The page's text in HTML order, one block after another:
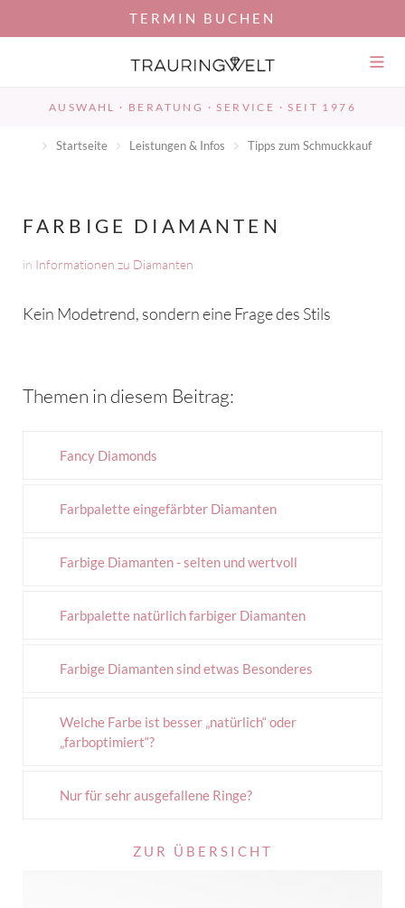
TERMIN BUCHEN
AUSWAHL · BERATUNG · SERVICE · SEIT 1976
Startseite Leistungen & Infos Tipps zum Schmuckkauf
FARBIGE DIAMANTEN
in Informationen zu Diamanten
Kein Modetrend, sondern eine Frage des Stils
Themen in diesem Beitrag:
Fancy Diamonds
Farbpalette eingefärbter Diamanten
Farbige Diamanten - selten und wertvoll
Farbpalette natürlich farbiger Diamanten
Farbige Diamanten sind etwas Besonderes
Welche Farbe ist besser „natürlich“ oder
„farboptimiert“?
Nur für sehr ausgefallene Ringe?
ZUR ÜBERSICHT